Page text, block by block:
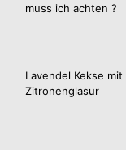
muss ich achten ?
Lavendel Kekse mit
Zitronenglasur